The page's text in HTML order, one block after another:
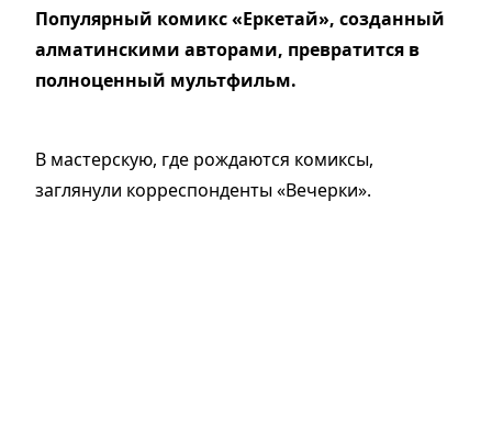
Популярный комикс «Еркетай», созданный
алматинскими авторами, превратится в
полноценный мультфильм.
В мастерскую, где рождаются комиксы,
заглянули корреспонденты «Вечерки».